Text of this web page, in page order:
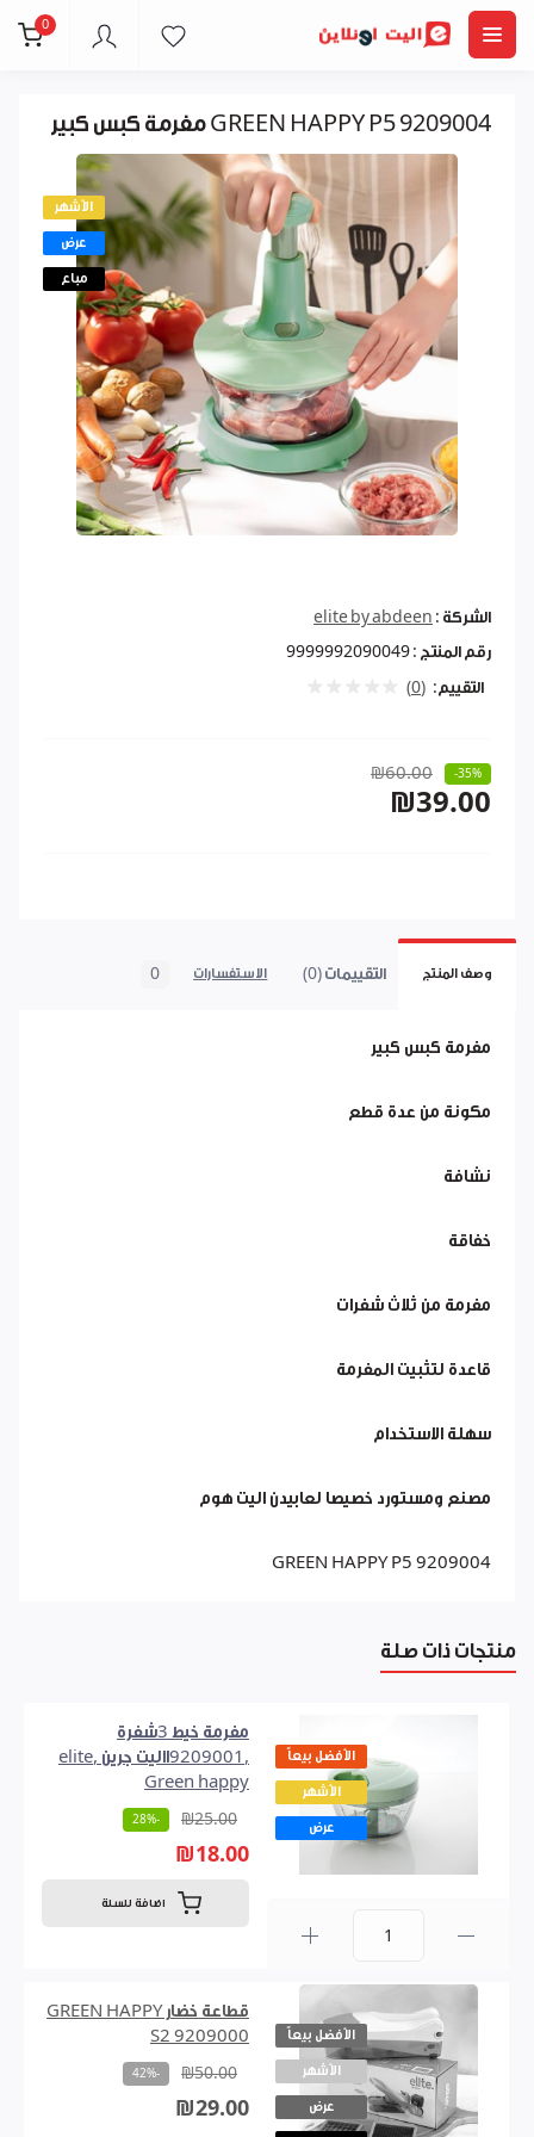
0
مفرمة كبس كبير GREEN HAPPY P5 9209004
الأشهر
عرض
مباع
الشركة : elite by abdeen
رقم المنتج : 9999992090049
التقييم: (0)
₪60.00 -35%
₪39.00
وصف المنتج التقييمات (0) الاستفسارات 0
مفرمة كبس كبير
مكونة من عدة قطع
نشافة
خفاقة
مفرمة من ثلاث شفرات
قاعدة لتثبيت المفرمة
سهلة الاستخدام
مصنع ومستورد خصيصا لعابيدن اليت هوم
GREEN HAPPY P5 9209004
منتجات ذات صلة
الأفضل بيعاً
الأشهر
عرض
مفرمة خيط 3شفرة
,9209001االيت جرين ,elite
Green happy
₪25.00
-28%
₪18.00
اضافة للسلة
الأفضل بيعاً
الأشهر
عرض
قطاعة خضار GREEN HAPPY
S2 9209000
₪50.00
-42%
₪29.00